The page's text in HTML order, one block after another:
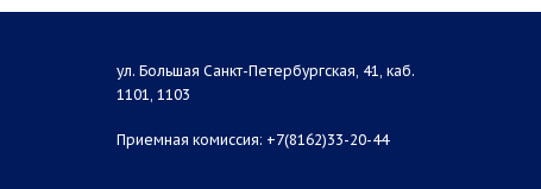
ул. Большая Санкт-Петербургская, 41, каб.
1101, 1103
Приемная комиссия: +7(8162)33-20-44